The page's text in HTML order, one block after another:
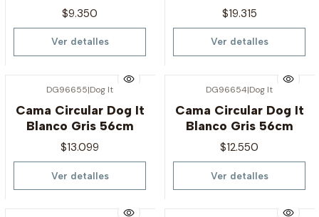
$9.350
Ver detalles
$19.315
Ver detalles
DG96655|Dog It
Cama Circular Dog It
Blanco Gris 56cm
$13.099
Ver detalles
DG96654|Dog It
Cama Circular Dog It
Blanco Gris 56cm
$12.550
Ver detalles